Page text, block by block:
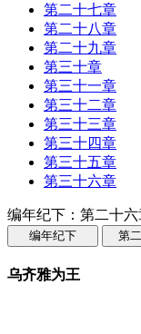
第二十七章
第二十八章
第二十九章
第三十章
第三十一章
第三十二章
第三十三章
第三十四章
第三十五章
第三十六章
编年纪下：第二十六
编年纪下 第
乌齐雅为王